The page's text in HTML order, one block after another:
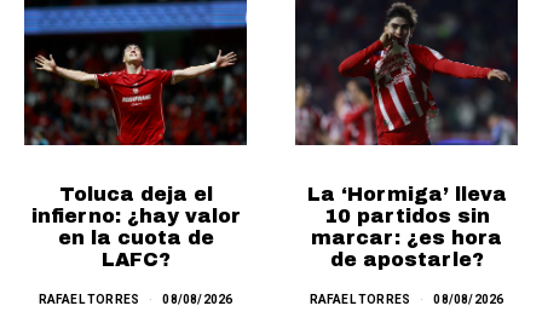
Toluca deja el
infierno: ¿hay valor
en la cuota de
LAFC?
RAFAEL TORRES 08/08/2026
La ‘Hormiga’ lleva
10 partidos sin
marcar: ¿es hora
de apostarle?
RAFAEL TORRES 08/08/2026